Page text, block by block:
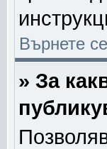
Върнете
» За